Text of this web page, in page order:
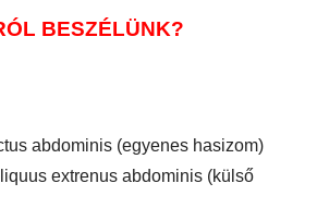
BESZÉLÜNK?
abdominis (egyenes hasizom)
extrenus abdominis (külső